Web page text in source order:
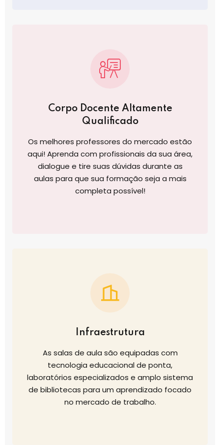
Corpo Docente Altamente
Qualificado
Os melhores professores do mercado estão
aqui! Aprenda com profissionais da sua área,
dialogue e tire suas dúvidas durante as
aulas para que sua formação seja a mais
completa possível!
Infraestrutura
As salas de aula são equipadas com
tecnologia educacional de ponta,
laboratórios especializados e amplo sistema
de bibliotecas para um aprendizado focado
no mercado de trabalho.